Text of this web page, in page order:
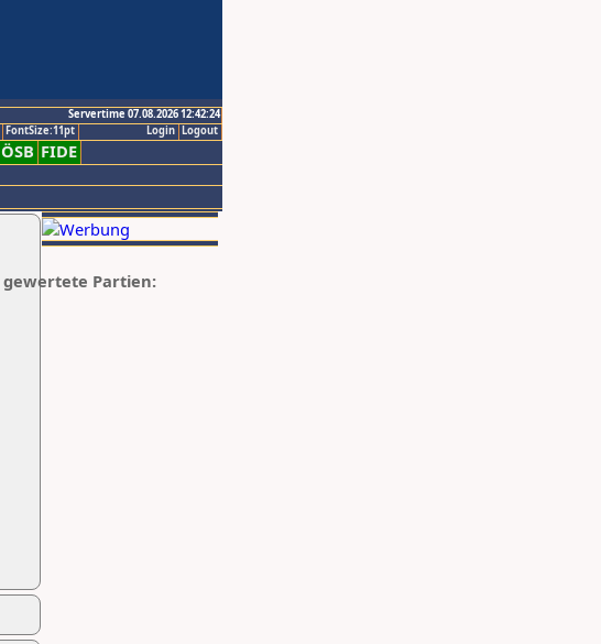
Servertime 07.08.2026 12:42:24
Logout
Login
FontSize:11pt
ÖSB FIDE
gewertete Partien: